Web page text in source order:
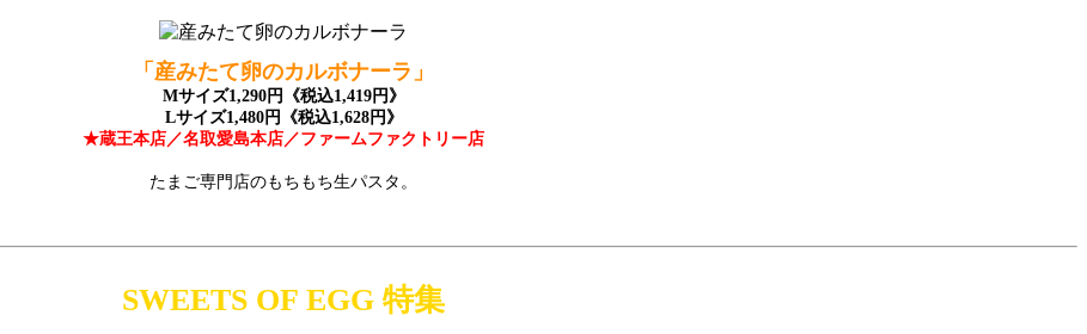
「産みたて卵のカルボナーラ」
Mサイズ1,290円《税込1,419円》
Lサイズ1,480円《税込1,628円》
★蔵王本店／名取愛島本店／ファームファクトリー店
たまご専門店のもちもち生パスタ。
SWEETS OF EGG 特集